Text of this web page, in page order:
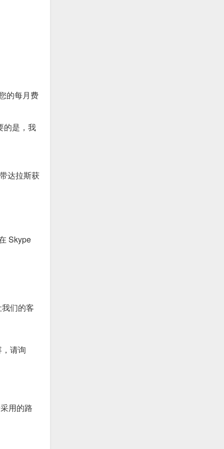
的每月费
的是，我
达拉斯获
Skype
们的客
请询
用的路